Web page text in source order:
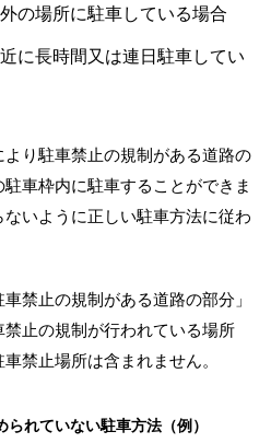
の場所に駐車している場合
に長時間又は連日駐車してい
り駐車禁止の規制がある道路の
車枠内に駐車することができま
いように正しい駐車方法に従わ
禁止の規制がある道路の部分」
止の規制が行われている場所
禁止場所は含まれません。
れていない駐車方法（例）